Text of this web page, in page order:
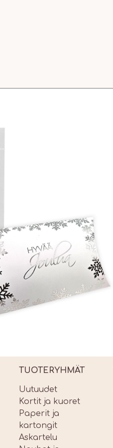
TUOTERYHMÄT
Uutuudet
Kortit ja kuoret
Paperit ja
kartongit
Askartelu